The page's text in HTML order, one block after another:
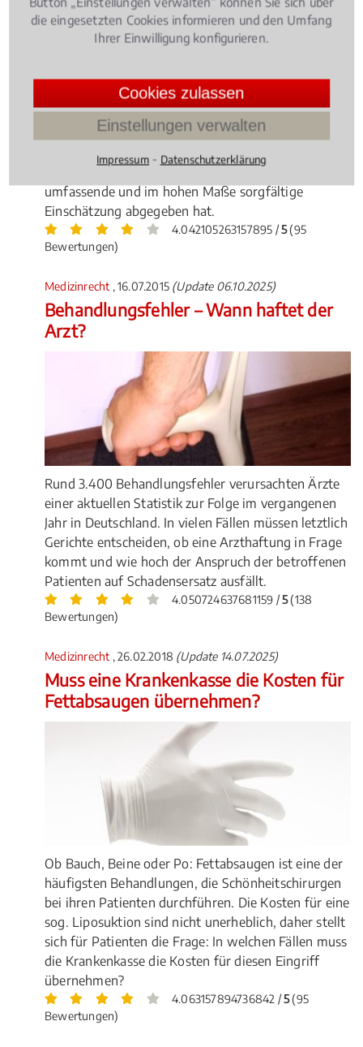
Schwerstkranke Patienten können von ihrer
Krankenkasse unter bestimmten Voraussetzungen
die Kostenübernahme für eine Cannabis-Therapie
verlangen – nach einem aktuellen Gerichtsurteil aber
nur dann, wenn enn der behandelnde Arzt eine
umfassende und im hohen Maße sorgfältige
Einschätzung abgegeben hat.
4.042105263157895 /5(95
Bewertungen)
Medizinrecht , 16.07.2015 (Update 06.10.2025)
Behandlungsfehler – Wann haftet der
Arzt?
Rund 3.400 Behandlungsfehler verursachten Ärzte
einer aktuellen Statistik zur Folge im vergangenen
Jahr in Deutschland. In vielen Fällen müssen letztlich
Gerichte entscheiden, ob eine Arzthaftung in Frage
kommt und wie hoch der Anspruch der betroffenen
Patienten auf Schadensersatz ausfällt.
4.050724637681159 /5(138
Bewertungen)
Medizinrecht , 26.02.2018 (Update 14.07.2025)
Muss eine Krankenkasse die Kosten für
Fettabsaugen übernehmen?
Ob Bauch, Beine oder Po: Fettabsaugen ist eine der
häufigsten Behandlungen, die Schönheitschirurgen
bei ihren Patienten durchführen. Die Kosten für eine
sog. Liposuktion sind nicht unerheblich, daher stellt
sich für Patienten die Frage: In welchen Fällen muss
die Krankenkasse die Kosten für diesen Eingriff
übernehmen?
4.063157894736842 /5(95
Bewertungen)
die eingesetzten Cookies informieren und den Umfang
Ihrer Einwilligung konfigurieren.
Cookies zulassen
Einstellungen verwalten
Impressum ⁃ Datenschutzerklärung